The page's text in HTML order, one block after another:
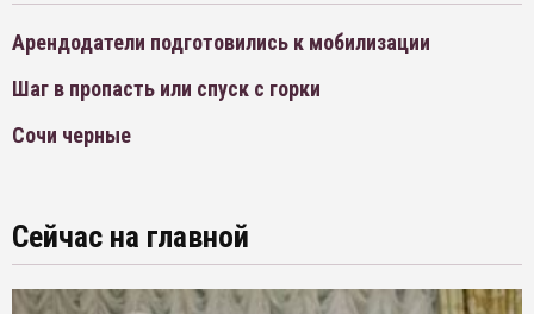
Арендодатели подготовились к мобилизации
Шаг в пропасть или спуск с горки
Сочи черные
Сейчас на главной